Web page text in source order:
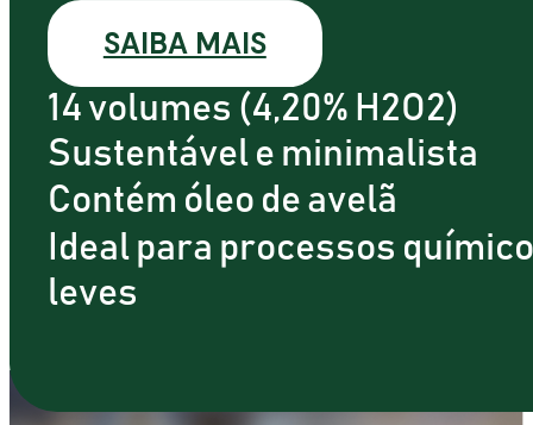
SAIBA MAIS
14 volumes (4,20% H2O2)
Sustentável e minimalista
Contém óleo de avelã
Ideal para processos
leves